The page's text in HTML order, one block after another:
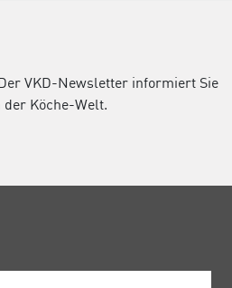
VKD-Newsletter informiert Sie
Köche-Welt.